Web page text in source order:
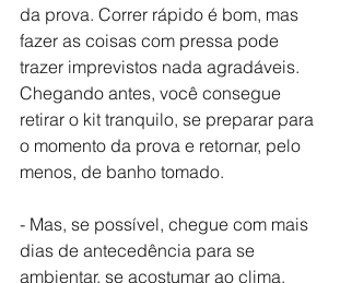
da prova. Correr rápido é bom, mas
fazer as coisas com pressa pode
trazer imprevistos nada agradáveis.
Chegando antes, você consegue
retirar o kit tranquilo, se preparar para
o momento da prova e retornar, pelo
menos, de banho tomado.
- Mas, se possível, chegue com mais
dias de antecedência para se
ambientar, se acostumar ao clima,